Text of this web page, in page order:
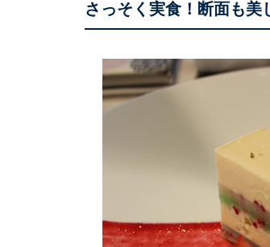
さっそく実食！断面も